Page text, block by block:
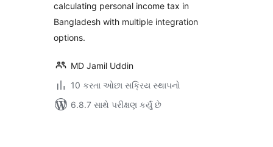
calculating personal income tax in
Bangladesh with multiple integration
options.
MD Jamil Uddin
10 કરતા ઓછા સક્રિય સ્થાપનો
6.8.7 સાથે પરીક્ષણ કર્યું છે